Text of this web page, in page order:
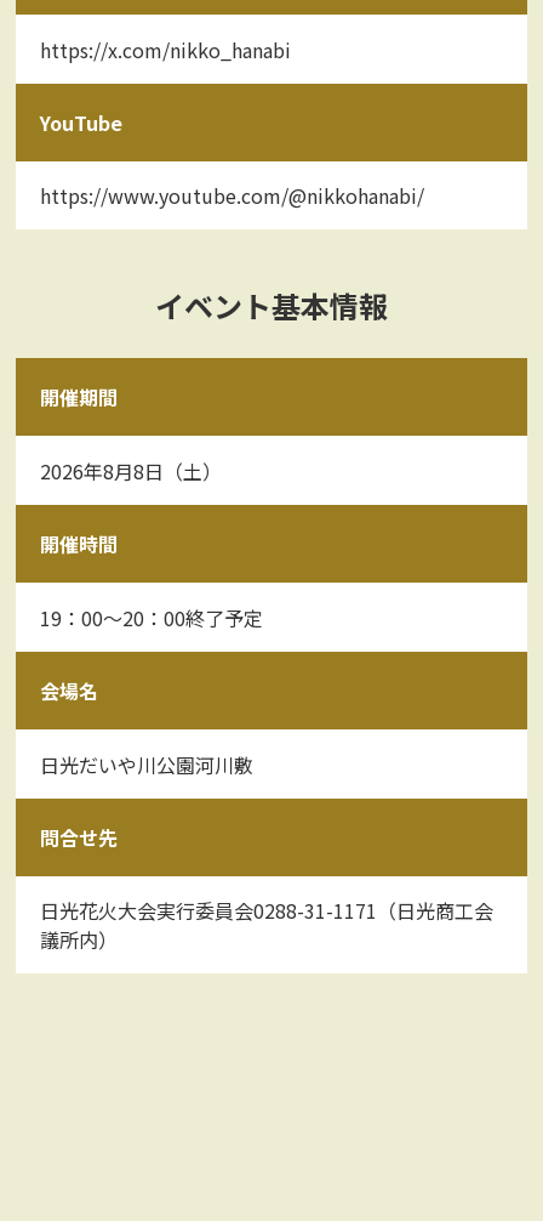
https://x.com/nikko_hanabi
YouTube
https://www.youtube.com/@nikkohanabi/
イベント基本情報
開催期間
2026年8月8日（土）
開催時間
19：00～20：00終了予定
会場名
日光だいや川公園河川敷
問合せ先
日光花火大会実行委員会0288-31-1171（日光商工会
議所内）